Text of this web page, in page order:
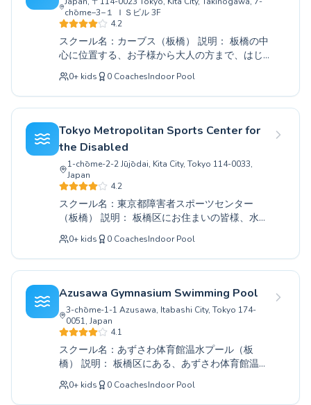
swimming lessons in Sumida
You manage a swimming pool in Itabashi?
Find a swim school
About Swimliv
Swim school software
Popular countries
France
United States
United Kingdom
Suisse
Nederland
Portugal
Australia
Popular cities
New York
chōme−3−１ ＩＳビル 3F
4.2
スクール名：カーブス（板橋） 説明： 板橋の中
心に位置する、お子様から大人の方まで、はじ
めての方から上級者まで、あらゆるレベルに対
応したスイミングスクール「カーブス」です。
経験豊富なコーチ陣が、一人ひとりのペースに
合わせた丁寧な指導を心がけており、安全で楽
しく、そして効果的に泳げるようになることを
目指します。水への恐怖心を克服したい方、健
康維持・増進を目的とされる方、さらには競技
レベルを目指したい方まで、皆様の目標達成を
全力でサポートいたします。アットホームな雰
囲気の中、水泳を通して心身ともに健やかな毎
日を送りませんか。まずは、お気軽に見学や体
験レッスンにお越しください。
0+ kids 0 CoachesIndoor Pool
Tokyo Metropolitan Sports Center for
the Disabled
1-chōme-2-2 Jūjōdai, Kita City, Tokyo 114-0033,
Japan
4.2
スクール名：東京都障害者スポーツセンター
（板橋） 説明： 板橋区にお住まいの皆様、水泳
で健康的な毎日を送りませんか。当施設では、
初心者向けの基礎から、さらに上達を目指す方
への応用コースまで、お子様から大人の方ま
で、幅広い年齢層に対応したプログラムをご用
意しております。経験豊富なインストラクター
が、一人ひとりのレベルや目標に合わせて丁寧
に指導いたしますので、泳ぎが苦手な方でも安
心して取り組めます。お子様の習い事として、
また大人の方の健康維持や体力向上としても、
水泳は大変効果的です。都会の喧騒を忘れ、水
辺での心地よいひとときをお過ごしください。
親子での参加も大歓迎です。ぜひ一度、東京障
0+ kids 0 CoachesIndoor Pool
Azusawa Gymnasium Swimming Pool
3-chōme-1-1 Azusawa, Itabashi City, Tokyo 174-
0051, Japan
4.1
スクール名：あずさわ体育館温水プール（板
橋） 説明： 板橋区にある、あずさわ体育館温水
プールでは、お子様から大人の方まで、すべて
のスイマーがレベルアップできるような多様な
0+ kids 0 CoachesIndoor Pool